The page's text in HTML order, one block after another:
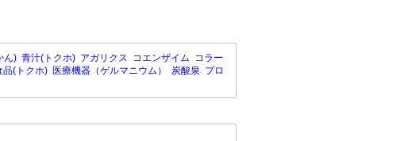
ん) 青汁(トクホ) アガリクス コエンザイム コラー
品(トクホ) 医療機器（ゲルマニウム） 炭酸泉 プロ